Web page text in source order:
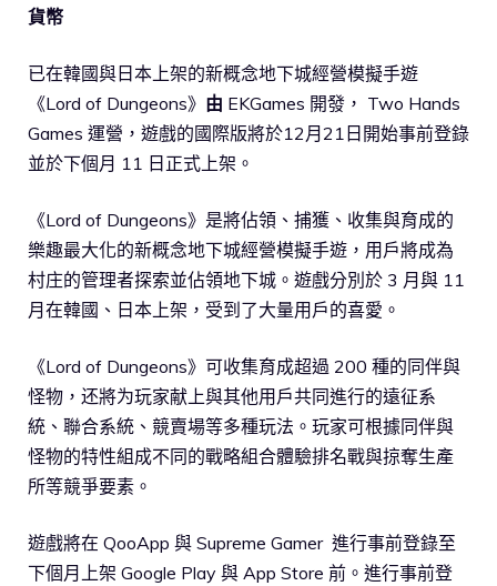
貨幣
已在韓國與日本上架的新概念地下城經營模擬手遊
《Lord of Dungeons》 由 EKGames 開發， Two Hands
Games 運營，遊戲的國際版將於12月21日開始事前登錄
並於下個月 11 日正式上架。
《Lord of Dungeons》是將佔領、捕獲、收集與育成的
樂趣最大化的新概念地下城經營模擬手遊，用戶將成為
村庄的管理者探索並佔領地下城。遊戲分別於 3 月與 11
月在韓國、日本上架，受到了大量用戶的喜愛。
《Lord of Dungeons》可收集育成超過 200 種的同伴與
怪物，还將为玩家献上與其他用戶共同進行的遠征系
統、聯合系統、競賣場等多種玩法。玩家可根據同伴與
怪物的特性組成不同的戰略組合體驗排名戰與掠奪生產
所等競爭要素。
遊戲將在 QooApp 與 Supreme Gamer 進行事前登錄至
下個月上架 Google Play 與 App Store 前。進行事前登